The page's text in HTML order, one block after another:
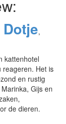
,
kattenhotel
reageren. Het is
en rustig
Gijs en
de dieren.